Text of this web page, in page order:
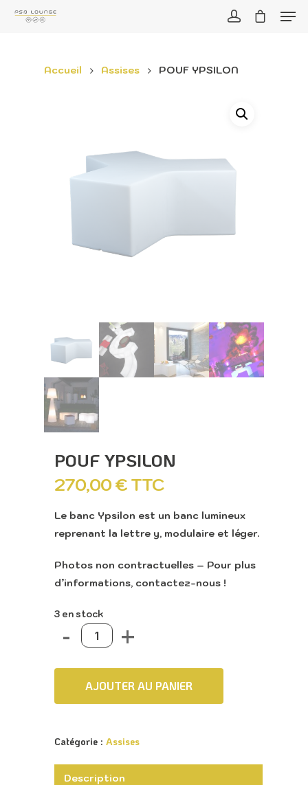
Accueil Assises POUF YPSILON
POUF YPSILON
270,00€TTC
Le banc Ypsilon est un banc lumineux
reprenant la lettre y, modulaire et léger.
Photos non contractuelles – Pour plus
d’informations, contactez-nous !
3 en stock
AJOUTER AU PANIER
Catégorie : Assises
Description